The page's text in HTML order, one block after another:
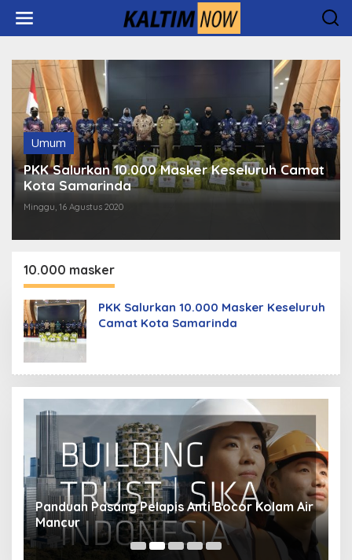
konten
Umum
PKK Salurkan 10.000 Masker Keseluruh Camat
Kota Samarinda
Minggu, 16 Agustus 2020
10.000 masker
PKK Salurkan 10.000 Masker Keseluruh
Camat Kota Samarinda
Panduan Pasang Pelapis Anti Bocor Kolam Air
Mancur